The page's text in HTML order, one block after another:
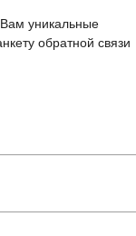
уникальные
обратной связи